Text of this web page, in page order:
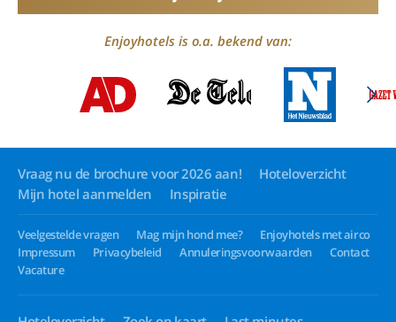
Enjoyhotels is o.a. bekend van:
Vraag nu de brochure voor 2026 aan!
Hoteloverzicht
Mijn hotel aanmelden
Inspiratie
Veelgestelde vragen Mag mijn hond mee?
Enjoyhotels met airco
Impressum
Privacybeleid Annuleringsvoorwaarden
Contact
Vacature